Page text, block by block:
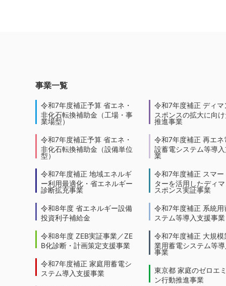
事業一覧
令和7年度補正予算 省エネ・
非化石転換補助金（工場・事
業場型）
令和7年度補正予算 省エネ・
非化石転換補助金（設備単位
型）
令和7年度補正 地域エネルギ
ー利用最適化・省エネルギー
診断拡充事業
令和8年度 省エネルギー設備
投資利子補給金
令和8年度 ZEB実証事業／ZE
B化診断・計画策定支援事業
令和7年度補正 家庭用蓄電シ
ステム導入支援事業
令和7年度補正 ディマ
スポンスの拡大に向
推進事業
令和7年度補正 再エネ
設蓄電システム等導
業
令和7年度補正 スマー
ターを活用したディ
スポンス実証事業
令和7年度補正 系統用
ステム等導入支援事業
令和7年度補正 大規模
業用蓄電システム等
事業
東京都 家庭のゼロエ
ン行動推進事業